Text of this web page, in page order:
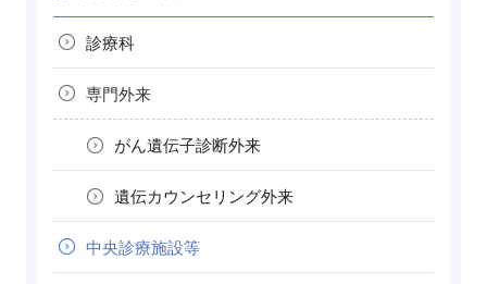
診療科
専門外来
がん遺伝子診断外来
遺伝カウンセリング外来
中央診療施設等